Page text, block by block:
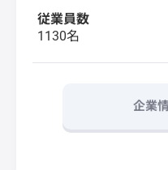
従業員数
1130名
企業